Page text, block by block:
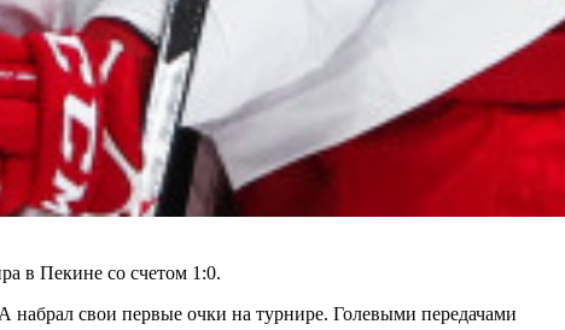
в Пекине со счетом 1:0.
свои первые очки на турнире. Голевыми передачами